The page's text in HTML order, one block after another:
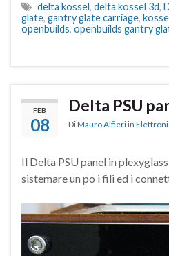
delta kossel, delta kossel 3d,
glate, gantry glate carriage,
openbuilds, openbuilds gantry
FEB
08
Delta PSU
DiMauro Alfieri in
Il Delta PSU panel in
sistemare un po i fili ed i